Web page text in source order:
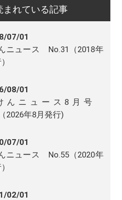
まれている記事
07/01
ニュース No.31（2018年
08/01
んニュース8月号
2026年8月発行)
07/01
ニュース No.55（2020年
02/01